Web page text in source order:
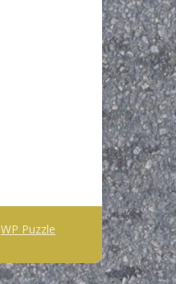
WP Puzzle